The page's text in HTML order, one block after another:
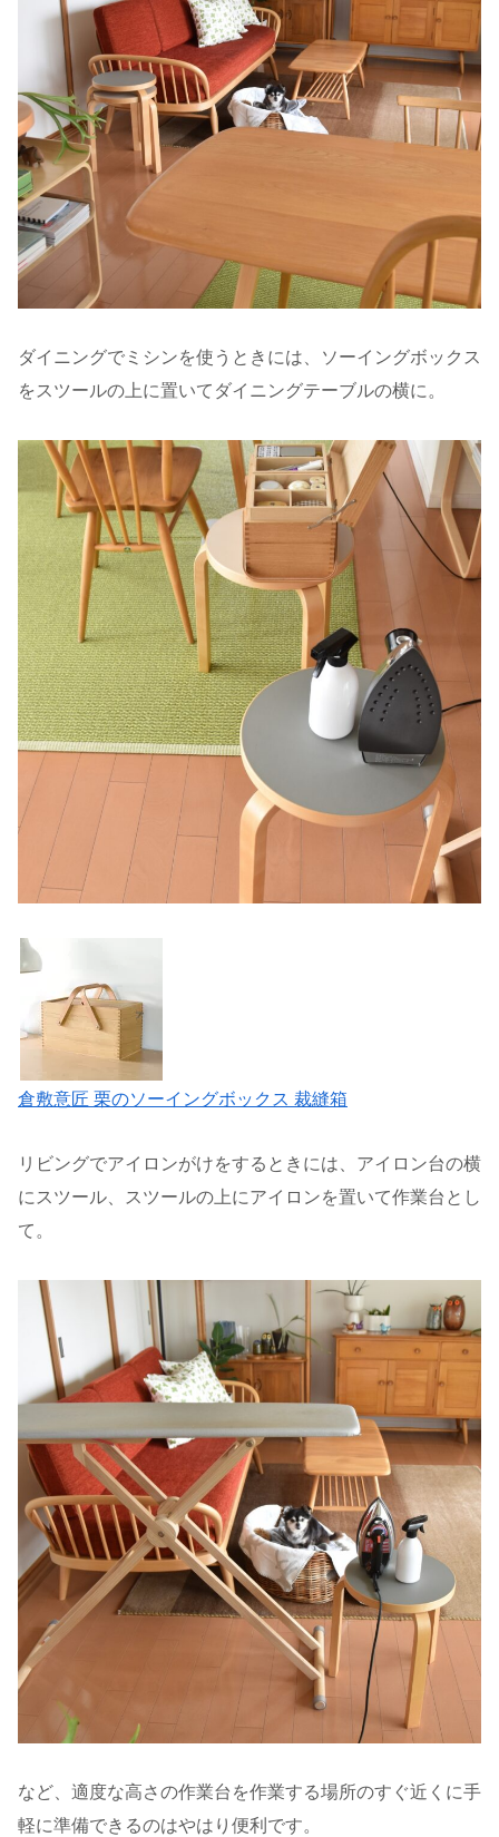
ダイニングでミシンを使うときには、ソーイングボックス
をスツールの上に置いてダイニングテーブルの横に。
倉敷意匠 栗のソーイングボックス 裁縫箱
リビングでアイロンがけをするときには、アイロン台の横
にスツール、スツールの上にアイロンを置いて作業台とし
て。
など、適度な高さの作業台を作業する場所のすぐ近くに手
軽に準備できるのはやはり便利です。